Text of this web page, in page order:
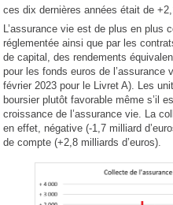
ces dix dernières années était de
L’assurance vie est de plus en plus
réglementée ainsi que par les
de capital, des rendements
pour les fonds euros de
février 2023 pour le Livret A). Les
boursier plutôt favorable même s’il
croissance de l’assurance vie. La
en effet, négative (-1,7 milliard
de compte (+2,8 milliards d’euros).